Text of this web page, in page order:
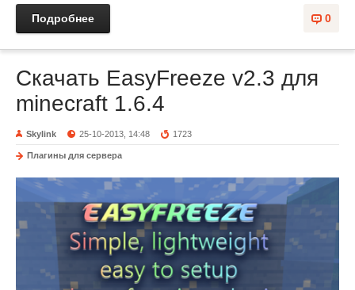
0
Подробнее
Скачать EasyFreeze v2.3 для
minecraft 1.6.4
Skylink 25-10-2013, 14:48 1723
Плагины для сервера